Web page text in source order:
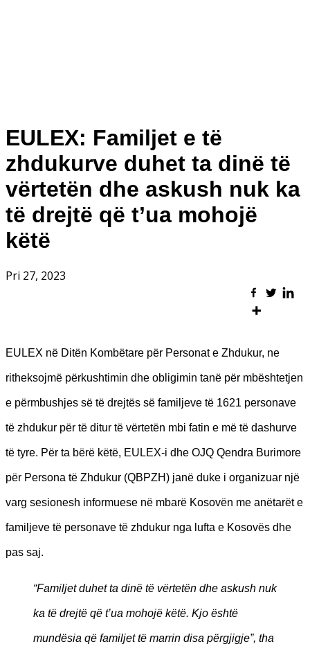
EULEX: Familjet e të
zhdukurve duhet ta dinë të
vërtetën dhe askush nuk ka
të drejtë që t’ua mohojë
këtë
Pri 27, 2023
EULEX në Ditën Kombëtare për Personat e Zhdukur, ne
ritheksojmë përkushtimin dhe obligimin tanë për mbështetjen
e përmbushjes së të drejtës së familjeve të 1621 personave
të zhdukur për të ditur të vërtetën mbi fatin e më të dashurve
të tyre. Për ta bërë këtë, EULEX-i dhe OJQ Qendra Burimore
për Persona të Zhdukur (QBPZH) janë duke i organizuar një
varg sesionesh informuese në mbarë Kosovën me anëtarët e
familjeve të personave të zhdukur nga lufta e Kosovës dhe
pas saj.
“Familjet duhet ta dinë të vërtetën dhe askush nuk
ka të drejtë që t’ua mohojë këtë. Kjo është
mundësia që familjet të marrin disa përgjigje”, tha